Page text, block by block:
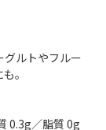
ルトやフルー
。
0.3g／脂質 0g